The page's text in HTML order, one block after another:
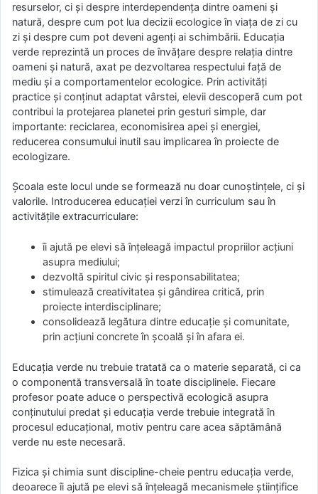
resurselor, ci și despre interdependența dintre oameni și
natură, despre cum pot lua decizii ecologice în viața de zi cu
zi și despre cum pot deveni agenți ai schimbării. Educația
verde reprezintă un proces de învățare despre relația dintre
oameni și natură, axat pe dezvoltarea respectului față de
mediu și a comportamentelor ecologice. Prin activități
practice și conținut adaptat vârstei, elevii descoperă cum pot
contribui la protejarea planetei prin gesturi simple, dar
importante: reciclarea, economisirea apei și energiei,
reducerea consumului inutil sau implicarea în proiecte de
ecologizare.
Școala este locul unde se formează nu doar cunoștințele, ci și
valorile. Introducerea educației verzi în curriculum sau în
activitățile extracurriculare:
îi ajută pe elevi să înțeleagă impactul propriilor acțiuni
asupra mediului;
dezvoltă spiritul civic și responsabilitatea;
stimulează creativitatea și gândirea critică, prin
proiecte interdisciplinare;
consolidează legătura dintre educație și comunitate,
prin acțiuni concrete în școală și în afara ei.
Educația verde nu trebuie tratată ca o materie separată, ci ca
o componentă transversală în toate disciplinele. Fiecare
profesor poate aduce o perspectivă ecologică asupra
conținutului predat şi educaţia verde trebuie integrată în
procesul educațional, motiv pentru care acea săptămână
verde nu este necesară.
Fizica și chimia sunt discipline-cheie pentru educația verde,
deoarece îi ajută pe elevi să înțeleagă mecanismele științifice